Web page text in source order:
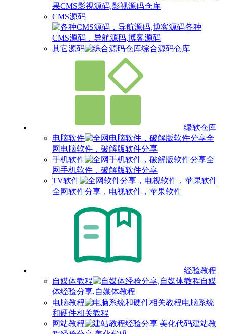
果CMS影视源码,影视源码仓库
CMS源码
各种
CMS源码，导航源码,博客源码
其它源码
综合源码仓库
绿软仓库
电脑软件
全
网电脑软件，破解版软件分享
手机软件
全
网手机软件，破解版软件分享
TV软件
全网软件分享，电视软件，苹果软件
经验教程
自媒体教程
自媒
体经验分享,自媒体教程
电脑教程
电脑系统
和硬件相关教程
网站教程
建站教